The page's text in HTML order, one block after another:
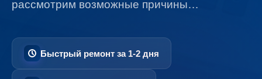
рассмотрим возможные причины…
Быстрый ремонт за 1-2 дня